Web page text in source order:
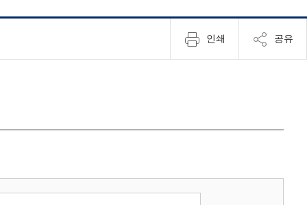
리
집
안
인쇄 공유